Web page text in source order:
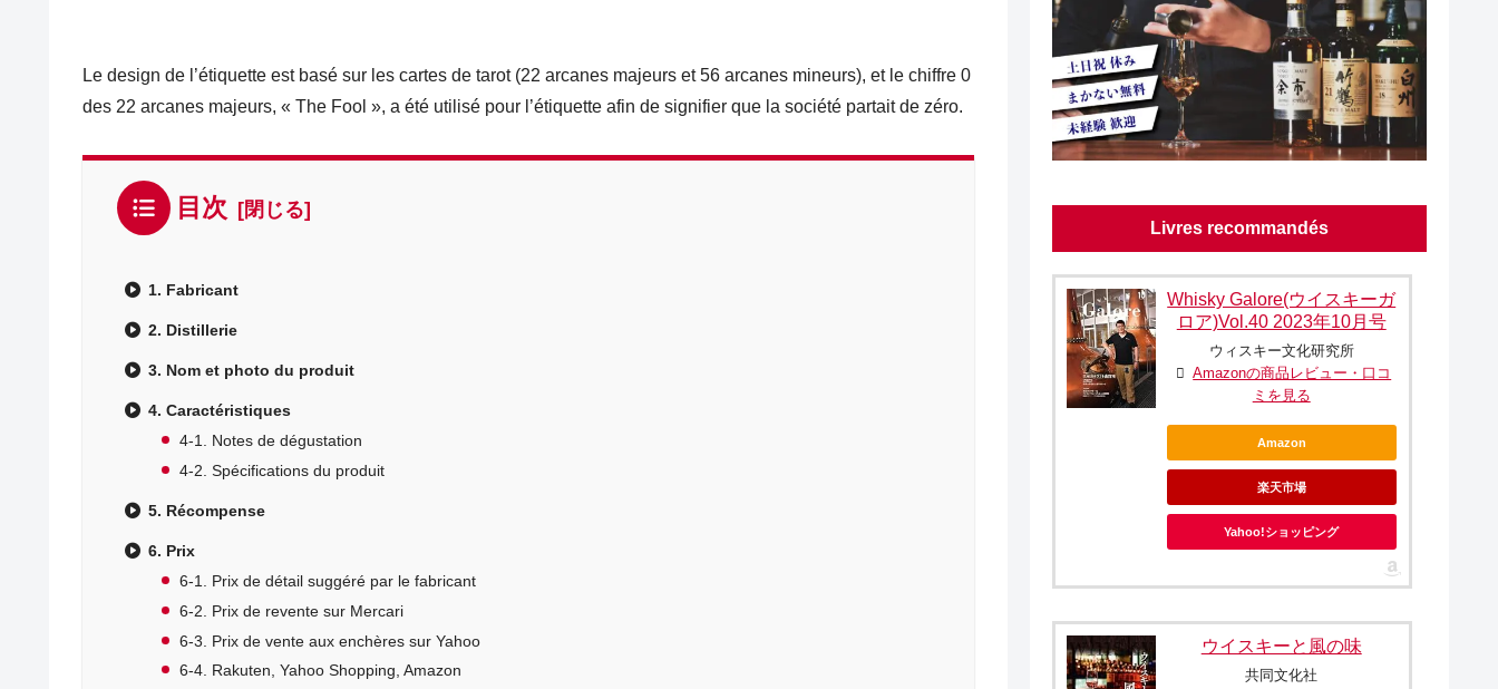
Le design de l’étiquette est basé sur les cartes de tarot (22 arcanes majeurs et 56 arcanes mineurs), et le chiffre 0
des 22 arcanes majeurs, « The Fool », a été utilisé pour l’étiquette afin de signifier que la société partait de zéro.
目次
1. Fabricant
2. Distillerie
3. Nom et photo du produit
4. Caractéristiques
4-1. Notes de dégustation
4-2. Spécifications du produit
5. Récompense
6. Prix
6-1. Prix de détail suggéré par le fabricant
6-2. Prix de revente sur Mercari
6-3. Prix de vente aux enchères sur Yahoo
6-4. Rakuten, Yahoo Shopping, Amazon
Livres recommandés
Whisky Galore(ウイスキーガ
ロア)Vol.40 2023年10月号
ウィスキー文化研究所
Amazonの商品レビュー・口コ
ミを見る
Amazon
楽天市場
Yahoo!ショッピング
ウイスキーと風の味
共同文化社